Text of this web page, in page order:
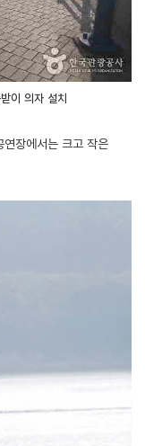
이 의자 설치
장에서는 크고 작은